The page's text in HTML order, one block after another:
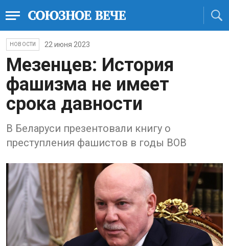
НОВОСТИ 22 июня 2023
Мезенцев: История
фашизма не имеет
срока давности
В Беларуси презентовали книгу о
преступления фашистов в годы ВОВ